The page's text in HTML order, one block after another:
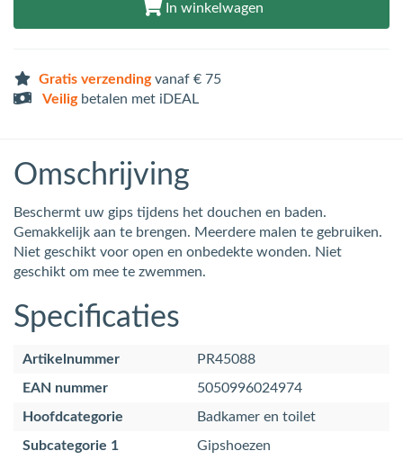
In winkelwagen
Gratis verzendingvanaf € 75
Veiligbetalen met iDEAL
Omschrijving
Beschermt uw gips tijdens het douchen en baden.
Gemakkelijk aan te brengen. Meerdere malen te gebruiken.
Niet geschikt voor open en onbedekte wonden. Niet
geschikt om mee te zwemmen.
Specificaties
Artikelnummer
PR45088
EAN nummer
5050996024974
Hoofdcategorie
Badkamer en toilet
Subcategorie 1
Gipshoezen